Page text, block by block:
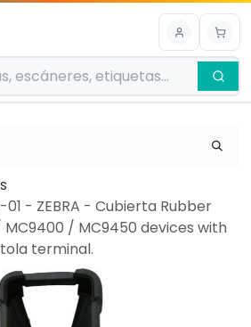
01 - ZEBRA - Cubierta Rubber
/ MC9450 devices with
terminal.